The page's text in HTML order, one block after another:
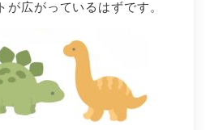
が広がっているはずです。